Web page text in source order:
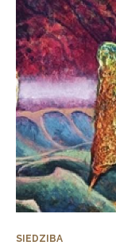
SIEDZIBA